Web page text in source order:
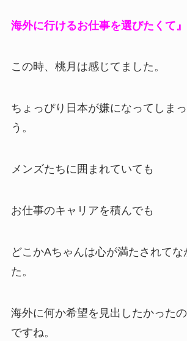
海外に行けるお仕事を選びたくて』
この時、桃月は感じてました。
ちょっぴり日本が嫌になってしま
う。
メンズたちに囲まれていても
お仕事のキャリアを積んでも
どこかAちゃんは心が満たされてな
た。
海外に何か希望を見出したかった
ですね。